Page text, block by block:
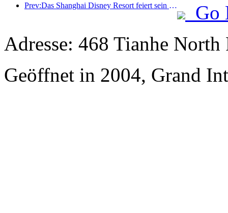
Prev:Das Shanghai Disney Resort feiert sein 10-jähriges Bestehen und hat bis heute über 100 Millionen Besucher empfangen.
Go
Adresse: 468 Tianhe
Geöffnet in 2004, Grand